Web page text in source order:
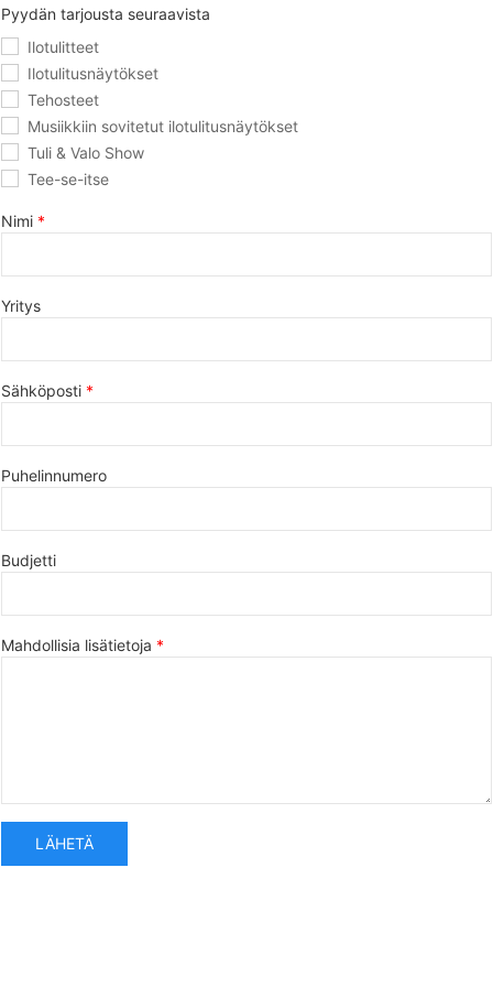
Pyydän tarjousta seuraavista
Ilotulitteet
Ilotulitusnäytökset
Tehosteet
Musiikkiin sovitetut ilotulitusnäytökset
Tuli & Valo Show
Tee-se-itse
Nimi
Yritys
Sähköposti
Puhelinnumero
Budjetti
Mahdollisia lisätietoja
LÄHETÄ